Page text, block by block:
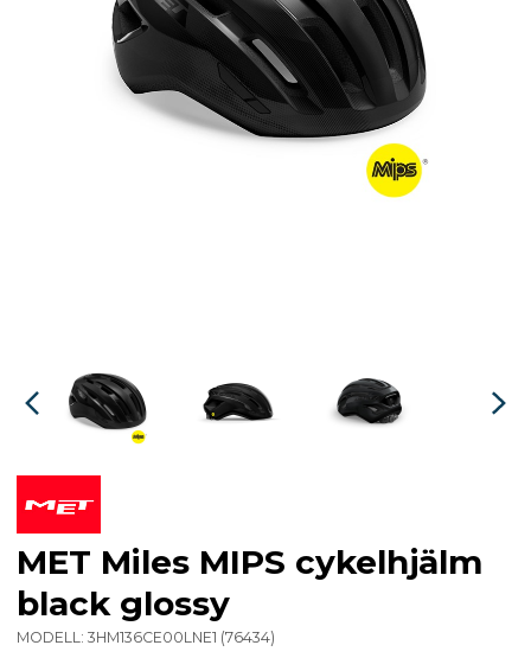
MET Miles MIPS cykelhjälm
black glossy
MODELL: 3HM136CE00LNE1 (76434)